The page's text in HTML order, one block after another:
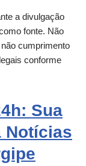
a divulgação
fonte. Não
cumprimento
conforme
Sua
Notícias